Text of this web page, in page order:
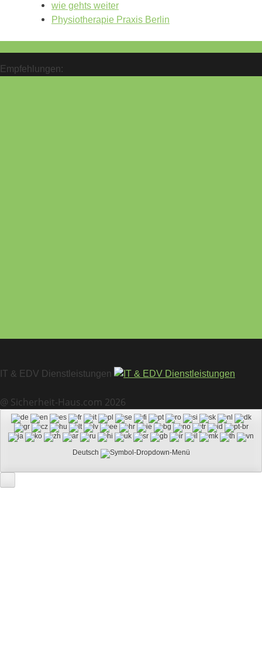
wie gehts weiter
Physiotherapie Praxis Berlin
Empfehlungen:
IT & EDV Dienstleistungen
@ Sicherheit-Haus.com 2026
Deutsch